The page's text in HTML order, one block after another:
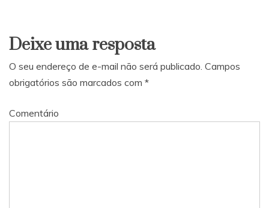
Deixe uma resposta
O seu endereço de e-mail não será publicado. Campos
obrigatórios são marcados com *
Comentário